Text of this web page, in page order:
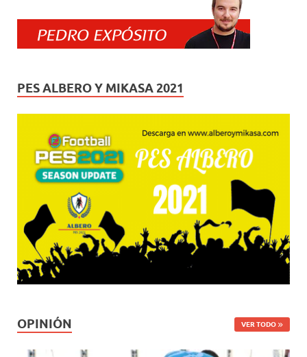
PES ALBERO Y MIKASA 2021
OPINIÓN VER TODO